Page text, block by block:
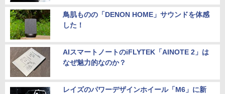
鳥肌ものの「DENON HOME」サウンドを体感
した！
AIスマートノートのiFLYTEK「AINOTE 2」は
なぜ魅力的なのか？
レイズのパワーデザインホイール「M6」に新